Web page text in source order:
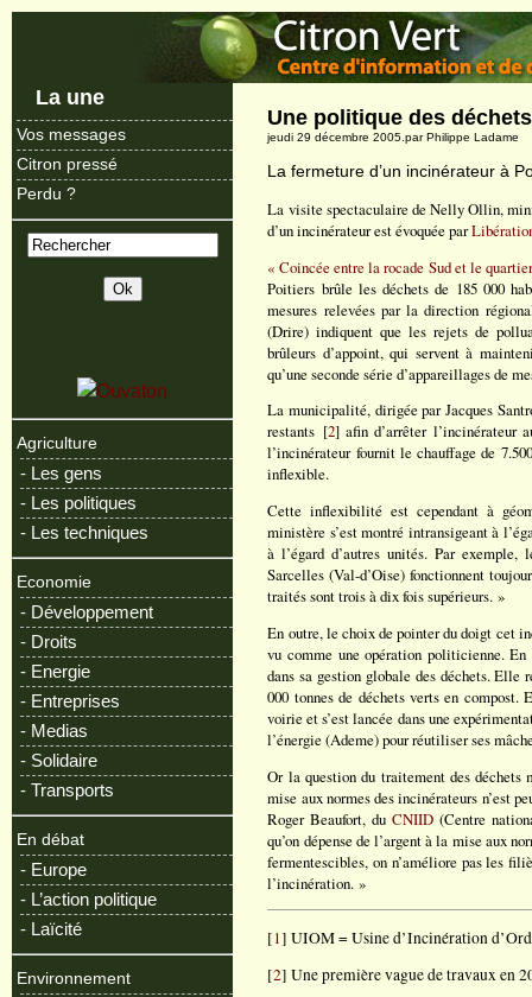
La une
Vos messages
Citron pressé
Perdu ?
Agriculture
- Les gens
- Les politiques
- Les techniques
Economie
- Développement
- Droits
- Energie
- Entreprises
- Medias
- Solidaire
- Transports
En débat
- Europe
- L’action politique
- Laïcité
Environnement
Une politique des
jeudi 29 décembre 2005.par Philippe Ladame
La fermeture d’un incinérateur à
La visite spectaculaire de Nelly Ollin,
d’un incinérateur est évoquée par
« Coincée entre la rocade Sud et le
Poitiers brûle les déchets de 185 000
mesures relevées par la direction
(Drire) indiquent que les rejets de
brûleurs d’appoint, qui servent à
qu’une seconde série d’appareillages de
La municipalité, dirigée par Jacques
restants [2] afin d’arrêter l’incinérateur
l’incinérateur fournit le chauffage de
inflexible.
Cette inflexibilité est cependant à
ministère s’est montré intransigeant à
à l’égard d’autres unités. Par exemple,
Sarcelles (Val-d’Oise) fonctionnent
traités sont trois à dix fois supérieurs. »
En outre, le choix de pointer du doigt cet
vu comme une opération politicienne.
dans sa gestion globale des déchets. Elle
000 tonnes de déchets verts en compost.
voirie et s’est lancée dans une
l’énergie (Ademe) pour réutiliser ses
Or la question du traitement des
mise aux normes des incinérateurs n’est
Roger Beaufort, du CNIID (Centre
qu’on dépense de l’argent à la mise aux
fermentescibles, on n’améliore pas les
l’incinération. »
[1] UIOM = Usine d’Incinération
[2] Une première vague de travaux en